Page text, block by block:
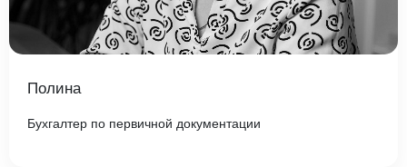
Полина
Бухгалтер по первичной документации